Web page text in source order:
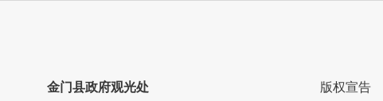
金门县政府观光处 版权宣告